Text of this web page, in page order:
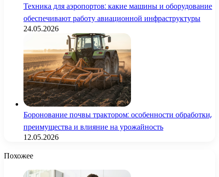
Техника для аэропортов: какие машины и оборудование
обеспечивают работу авиационной инфраструктуры
24.05.2026
Боронование почвы трактором: особенности обработки,
преимущества и влияние на урожайность
12.05.2026
Похожее